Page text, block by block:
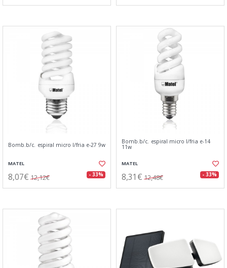
Bomb.b/c. espiral micro l/fria e-27 9w
MATEL
8,07€ 12,12€ - 33%
Bomb.b/c. espiral micro l/fria e-14
11w
MATEL
8,31€ 12,48€ - 33%